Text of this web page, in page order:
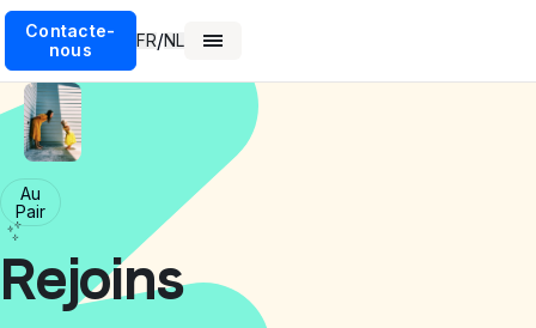
Contacte-
nous
FR/NL
Au
Pair
Rejoins